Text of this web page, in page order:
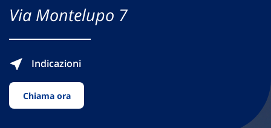
Via Montelupo 7
Indicazioni
Chiama ora